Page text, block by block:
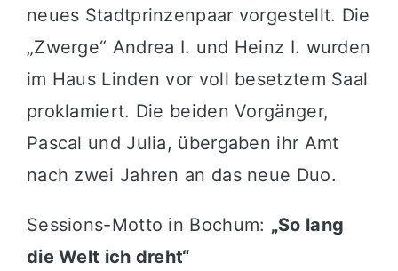
neues Stadtprinzenpaar vorgestellt. Die
„Zwerge“ Andrea I. und Heinz I. wurden
im Haus Linden vor voll besetztem Saal
proklamiert. Die beiden Vorgänger,
Pascal und Julia, übergaben ihr Amt
nach zwei Jahren an das neue Duo.
Sessions-Motto in Bochum: „So lang
die Welt ich dreht“